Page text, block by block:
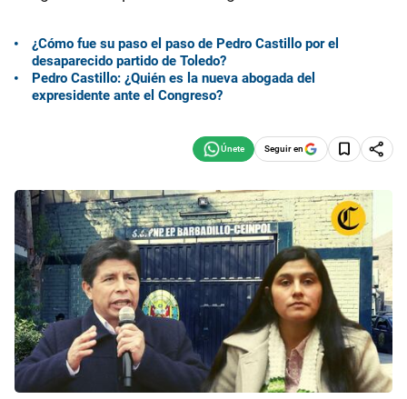
¿Cómo fue su paso el paso de Pedro Castillo por el
desaparecido partido de Toledo?
Pedro Castillo: ¿Quién es la nueva abogada del
expresidente ante el Congreso?
Seguir en